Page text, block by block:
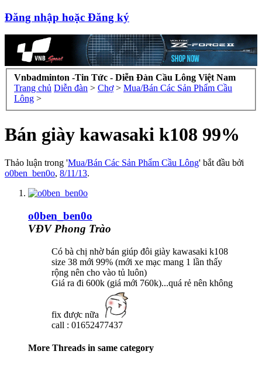
Đăng nhập hoặc Đăng ký
Vnbadminton -Tin Tức - Diễn Đàn Cầu Lông Việt Nam
Trang chủ Diễn đàn > Chợ > Mua/Bán Các Sản Phẩm Cầu
Lông >
Bán giày kawasaki k108 99%
Thảo luận trong 'Mua/Bán Các Sản Phẩm Cầu Lông' bắt đầu bởi
o0ben_ben0o, 8/11/13.
o0ben_ben0o
VĐV Phong Trào
Có bà chị nhờ bán giúp đôi giày kawasaki k108
size 38 mới 99% (mới xe mạc mang 1 lần thấy
rộng nên cho vào tủ luôn)
Giá ra đi 600k (giá mới 760k)...quá rẻ nên không
fix được nữa
call : 01652477437
More Threads in same category